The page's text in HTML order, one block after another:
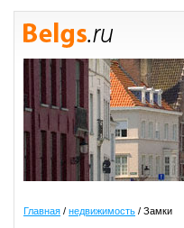
Главная / недвижимость / Замки